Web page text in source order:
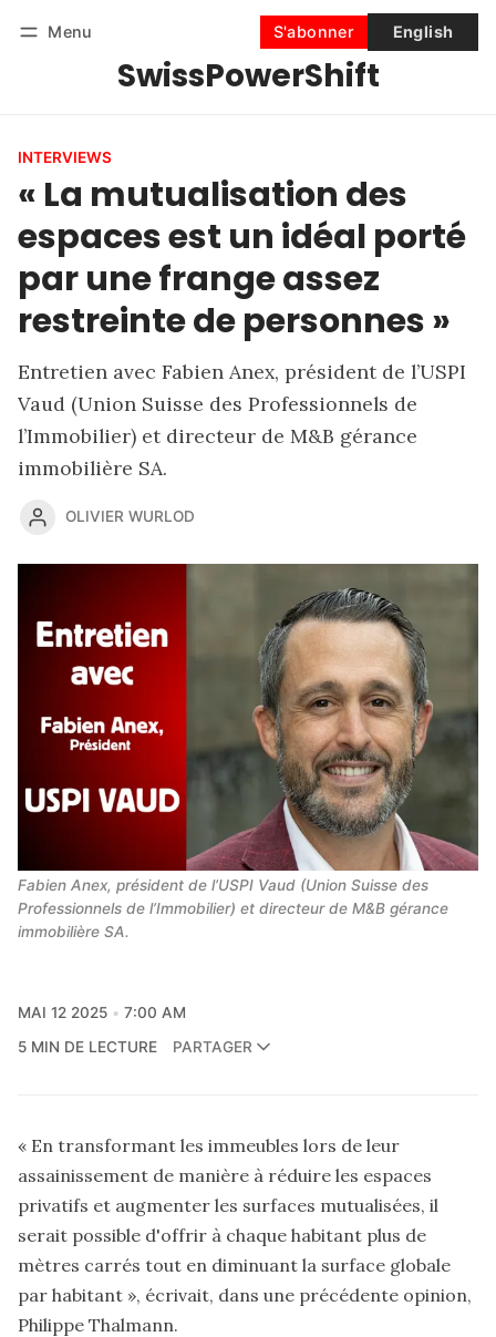
Menu
SwissPowerShift
S'abonner English
Se connecter S'abonner
INTERVIEWS
« La mutualisation des
espaces est un idéal porté
par une frange assez
restreinte de personnes »
Entretien avec Fabien Anex, président de l’USPI
Vaud (Union Suisse des Professionnels de
l’Immobilier) et directeur de M&B gérance
immobilière SA.
OLIVIER WURLOD
Fabien Anex, président de l’USPI Vaud (Union Suisse des
Professionnels de l’Immobilier) et directeur de M&B gérance
immobilière SA.
MAI 12 2025
7:00 AM
5 MIN DE LECTURE
PARTAGER
« En transformant les immeubles lors de leur
assainissement de manière à réduire les espaces
privatifs et augmenter les surfaces mutualisées, il
serait possible d'offrir à chaque habitant plus de
mètres carrés tout en diminuant la surface globale
par habitant », écrivait, dans une précédente opinion,
Philippe Thalmann.